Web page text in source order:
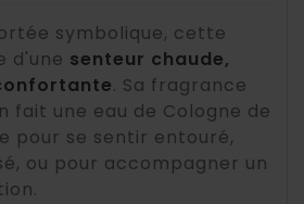
symbolique, cette
d'une senteur chaude,
. Sa fragrance
fait une eau de Cologne de
pour se sentir entouré,
ou pour accompagner un